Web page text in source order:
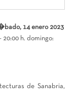
14 enero 2023
20:00 h. domingo:
de Sanabria,